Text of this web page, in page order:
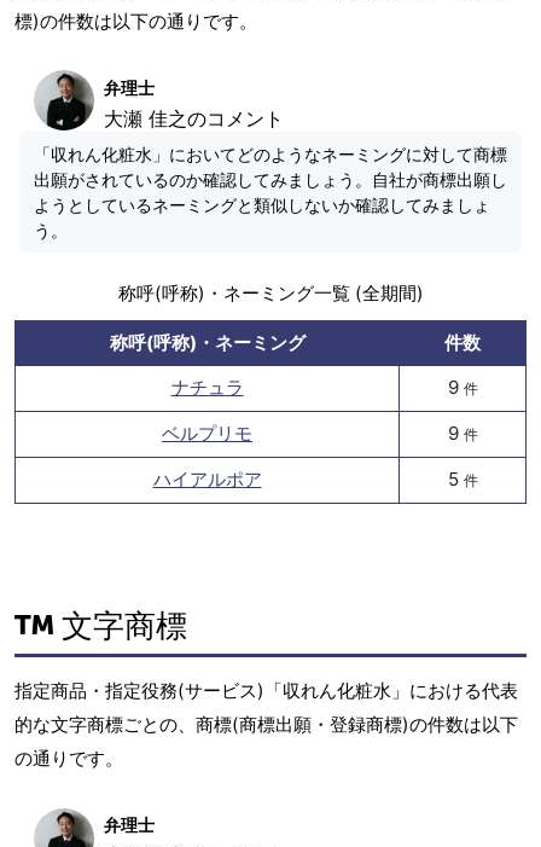
標)の件数は以下の通りです。
弁理士
大瀬 佳之のコメント
「収れん化粧水」においてどのようなネーミングに対して商標
出願がされているのか確認してみましょう。自社が商標出願し
ようとしているネーミングと類似しないか確認してみましょ
う。
称呼(呼称)・ネーミング一覧 (全期間)
称呼(呼称)・ネーミング
件数
ナチュラ
9 件
ベルプリモ 9 件
ハイアルポア 5 件
文字商標
指定商品・指定役務(サービス)「収れん化粧水」における代表
的な文字商標ごとの、商標(商標出願・登録商標)の件数は以下
の通りです。
弁理士